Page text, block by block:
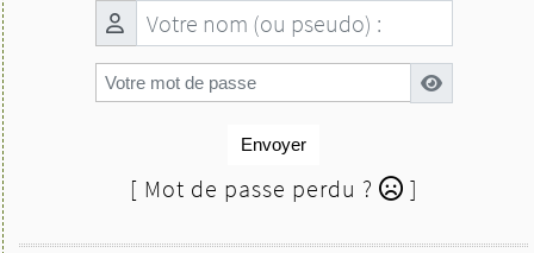
Envoyer
[ Mot de passe perdu ? ]